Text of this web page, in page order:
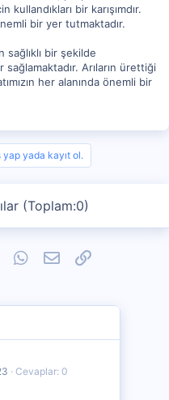
kullandıkları bir karışımdır.
bir yer tutmaktadır.
bir şekilde
Arıların ürettiği
her alanında önemli bir
yada kayıt ol.
(Toplam:0)
TumblrWhatsApp
E-postaLink
Cevaplar: 0